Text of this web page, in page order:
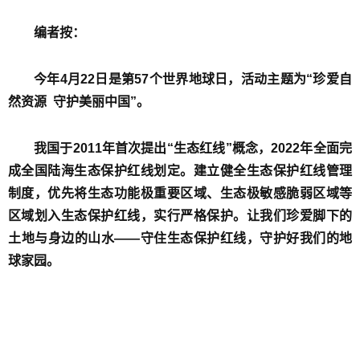
编者按：
今年4月22日是第57个世界地球日，活动主题为“珍爱自
然资源 守护美丽中国”。
我国于2011年首次提出“生态红线”概念，2022年全面完
成全国陆海生态保护红线划定。建立健全生态保护红线管理
制度，优先将生态功能极重要区域、生态极敏感脆弱区域等
区域划入生态保护红线，实行严格保护。让我们珍爱脚下的
土地与身边的山水——守住生态保护红线，守护好我们的地
球家园。